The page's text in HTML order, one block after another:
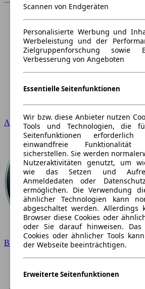
Audi
BMW
Scannen von Endgeräten
Personalisierte Werbung und
Werbeleistung und der
Zielgruppenforschung sowie
Verbesserung von Angeboten
Essentielle Seitenfunktionen
Wir bzw. diese Anbieter nutzen
Tools und Technologien, die
Seitenfunktionen
einwandfreie
sicherstellen. Sie werden
Nutzeraktivitäten genutzt, um
wie das Setzen und
Anmeldedaten oder
ermöglichen. Die Verwendung
ähnlicher Technologien kann
abgeschaltet werden. Allerdings
Browser diese Cookies oder
oder Sie darauf hinweisen. Das
Cookies oder ähnlicher Tools
der Webseite beeinträchtigen.
Erweiterte Seitenfunktionen